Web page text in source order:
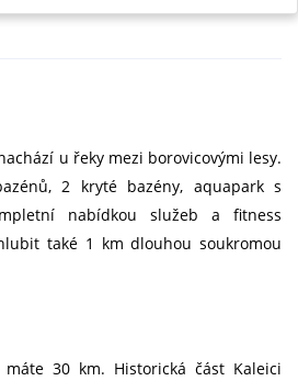
u řeky mezi borovicovými lesy.
2 kryté bazény, aquapark s
nabídkou služeb a fitness
také 1 km dlouhou soukromou
30 km. Historická část Kaleici